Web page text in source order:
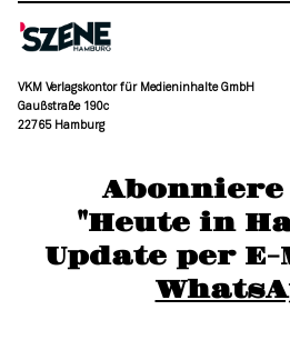
"Heute in
VKM Verlagskontor für Medieninhalte GmbH
Gaußstraße 190c
22765 Hamburg
moc.grubmah-enezs@ofni